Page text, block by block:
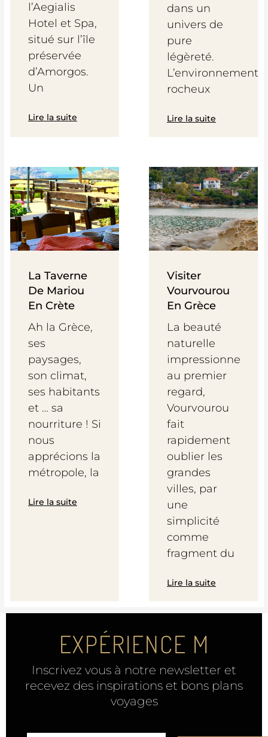
l’Aegialis
Hotel et Spa,
situé sur l’île
préservée
d’Amorgos.
Un
Lire la suite
dans un
univers de
pure
légèreté.
L’environnement
rocheux
Lire la suite
La Taverne
De Mariou
En Crète
Ah la Grèce,
ses
paysages,
son climat,
ses habitants
et … sa
nourriture ! Si
nous
apprécions la
métropole, la
Lire la suite
Visiter
Vourvourou
En Grèce
La beauté
naturelle
impressionne
au premier
regard,
Vourvourou
fait
rapidement
oublier les
grandes
villes, par
une
simplicité
comme
fragment du
Lire la suite
EXPÉRIENCE M
Inscrivez vous à notre newsletter et
recevez des inspirations et bons plans
voyages